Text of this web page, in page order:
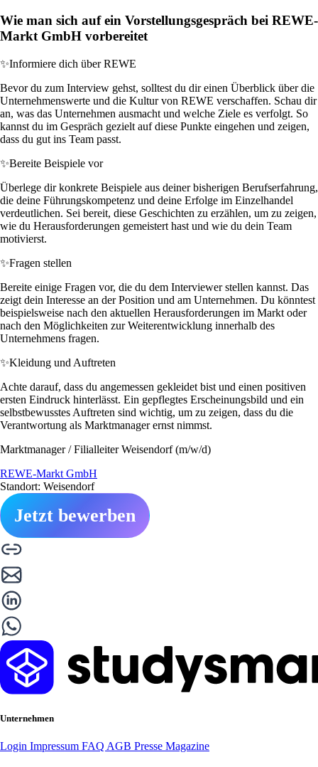
Wie man sich auf ein Vorstellungsgespräch bei REWE-
Markt GmbH vorbereitet
✨Informiere dich über REWE
Bevor du zum Interview gehst, solltest du dir einen Überblick über die
Unternehmenswerte und die Kultur von REWE verschaffen. Schau dir
an, was das Unternehmen ausmacht und welche Ziele es verfolgt. So
kannst du im Gespräch gezielt auf diese Punkte eingehen und zeigen,
dass du gut ins Team passt.
✨Bereite Beispiele vor
Überlege dir konkrete Beispiele aus deiner bisherigen Berufserfahrung,
die deine Führungskompetenz und deine Erfolge im Einzelhandel
verdeutlichen. Sei bereit, diese Geschichten zu erzählen, um zu zeigen,
wie du Herausforderungen gemeistert hast und wie du dein Team
motivierst.
✨Fragen stellen
Bereite einige Fragen vor, die du dem Interviewer stellen kannst. Das
zeigt dein Interesse an der Position und am Unternehmen. Du könntest
beispielsweise nach den aktuellen Herausforderungen im Markt oder
nach den Möglichkeiten zur Weiterentwicklung innerhalb des
Unternehmens fragen.
✨Kleidung und Auftreten
Achte darauf, dass du angemessen gekleidet bist und einen positiven
ersten Eindruck hinterlässt. Ein gepflegtes Erscheinungsbild und ein
selbstbewusstes Auftreten sind wichtig, um zu zeigen, dass du die
Verantwortung als Marktmanager ernst nimmst.
Marktmanager / Filialleiter Weisendorf (m/w/d)
REWE-Markt GmbH
Standort: Weisendorf
Jetzt bewerben
Unternehmen
Login Impressum FAQ AGB Presse Magazine